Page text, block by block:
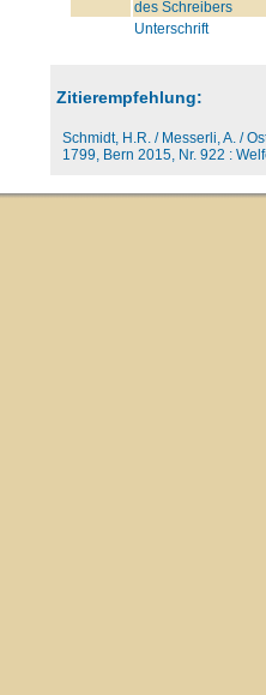
des Schreibers
Unterschrift
Zitierempfehlung:
Schmidt, H.R. / Messerli, A. /
1799, Bern 2015, Nr. 922 :